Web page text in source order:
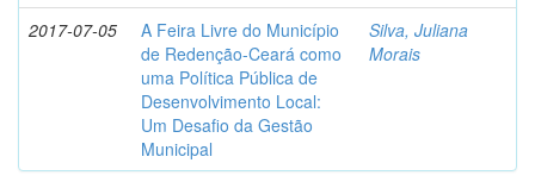
2017-07-05
A Feira Livre do Município
de Redenção-Ceará como
uma Política Pública de
Desenvolvimento Local:
Um Desafio da Gestão
Municipal
Silva, Juliana
Morais